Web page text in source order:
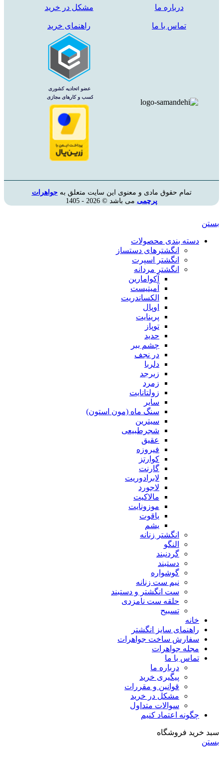
درباره ما
تماس با ما
مشکل در خرید
راهنمای خرید
تمام حقوق مادی و معنوی این سایت متعلق بهجواهرات
پرچمیمی باشد © 2026 - 1405
دسته بندی محصولات
انگشترهای دستساز
انگشتر اسپرت
انگشتر مردانه
آکوامارین
آمیتیست
الکساندریت
اوپال
پرینایت
توپاز
حدید
چشم ببر
در نجف
دلربا
زبرجد
زمرد
زولتانایت
سایر
سنگ ماه (مون استون)
سیترین
شجرطبیعی
عقیق
فیروزه
کوارتز
گارنت
لابرادوریت
لاجورد
مالاکیت
موزونایت
یاقوت
یشم
انگشتر زنانه
النگو
گردنبند
دستبند
گوشواره
نیم ست زنانه
ست انگشتر و دستبند
حلقه ست نامزدی
تسبیح
خانه
راهنمای سایز انگشتر
سفارش ساخت جواهرات
مجله جواهرات
تماس با ما
درباره ما
پیگیری خرید
قوانین و مقررات
مشکل در خرید
سوالات متداول
چگونه اعتماد کنیم
خرید فروشگاه